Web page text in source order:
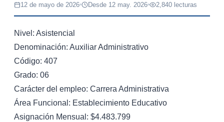
12 de mayo de 2026 Desde 12 may. 2026 2,840 lecturas
Nivel: Asistencial
Denominación: Auxiliar Administrativo
Código: 407
Grado: 06
Carácter del empleo: Carrera Administrativa
Área Funcional: Establecimiento Educativo
Asignación Mensual: $4.483.799